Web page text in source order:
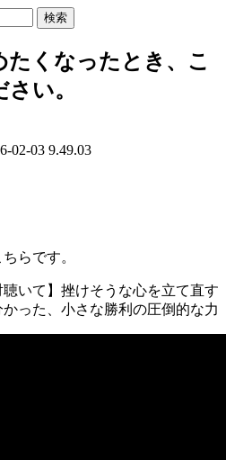
くなったとき、こ
い。
らです。
聴いて】挫けそうな心を立て直す
った、小さな勝利の圧倒的な力